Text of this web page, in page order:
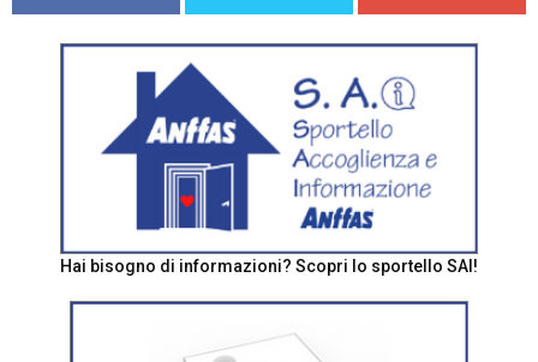
Hai bisogno di informazioni? Scopri lo sportello SAI!